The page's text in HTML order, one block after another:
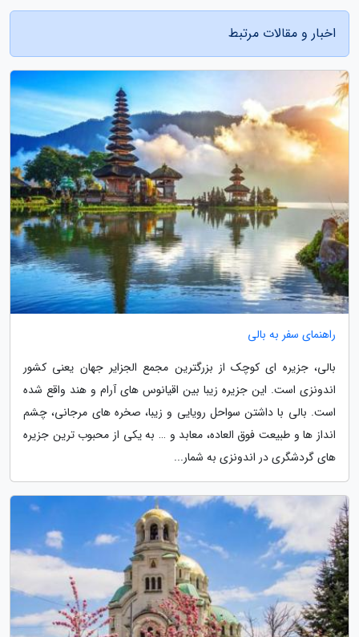
اخبار و مقالات مرتبط
راهنمای سفر به بالی
بالی، جزیره ای کوچک از بزرگترین مجمع الجزایر جهان یعنی کشور
اندونزی است. این جزیره زیبا بین اقیانوس های آرام و هند واقع شده
است. بالی با داشتن سواحل رویایی و زیبا، صخره های مرجانی، چشم
انداز ها و طبیعت فوق العاده، معابد و … به یکی از محبوب ترین جزیره
های گردشگری در اندونزی به شمار...